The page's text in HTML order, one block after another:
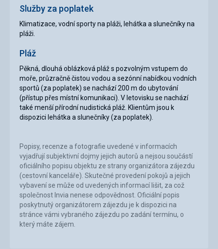
Služby za poplatek
Klimatizace, vodní sporty na pláži, lehátka a slunečníky na
pláži.
Pláž
Pěkná, dlouhá oblázková pláž s pozvolným vstupem do
moře, průzračně čistou vodou a sezónní nabídkou vodních
sportů (za poplatek) se nachází 200 m do ubytování
(přístup přes místní komunikaci). V letovisku se nachází
také menší přírodní nudistická pláž. Klientům jsou k
dispozici lehátka a slunečníky (za poplatek).
Popisy, recenze a fotografie uvedené v informacích
vyjadřují subjektivní dojmy jejich autorů a nejsou součástí
oficiálního popisu objektu ze strany organizátora zájezdu
(cestovní kanceláře). Skutečné provedení pokojů a jejich
vybavení se může od uvedených informací lišit, za což
společnost Invia nenese odpovědnost. Oficiální popis
poskytnutý organizátorem zájezdu je k dispozici na
stránce vámi vybraného zájezdu po zadání termínu, o
který máte zájem.